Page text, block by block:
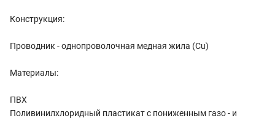
Конструкция:
Проводник - однопроволочная медная жила (Cu)
Материалы:
ПВХ
Поливинилхлоридный пластикат с пониженным газо - и